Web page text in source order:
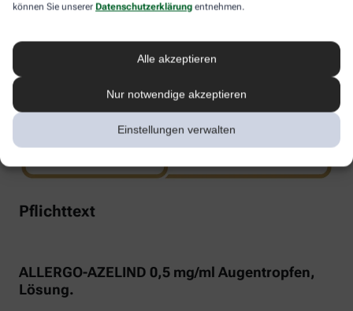
können Sie unserer Datenschutzerklärung entnehmen.
Alle akzeptieren
Nur notwendige akzeptieren
Einstellungen verwalten
Pflichttext
ALLERGO-AZELIND 0,5 mg/ml Augentropfen,
Lösung.